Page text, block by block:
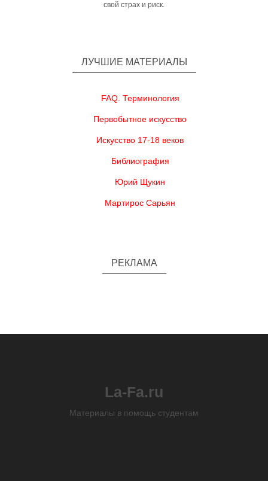
свой страх и риск.
ЛУЧШИЕ МАТЕРИАЛЫ
FAQ. Терминология
Первобытное искусство
Искусство 17-18 веков
Библиография
Юрий Щукин
Мартирос Сарьян
РЕКЛАМА
La-Fa.ru
Материалы в помощь студентам